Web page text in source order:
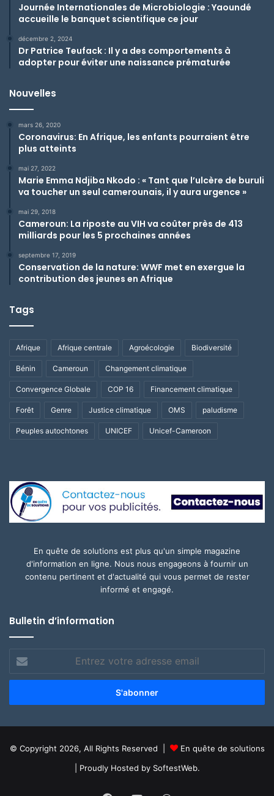
Journée Internationales de Microbiologie : Yaoundé
accueille le banquet scientifique ce jour
décembre 2, 2024
Dr Patrice Teufack : Il y a des comportements à
adopter pour éviter une naissance prématurée
Nouvelles
mars 26, 2020
Coronavirus: En Afrique, les enfants pourraient être
plus atteints
mai 27, 2022
Marie Emma Ndjiba Nkodo : « Tant que l’ulcère de buruli
va toucher un seul camerounais, il y aura urgence »
mai 29, 2018
Cameroun: La riposte au VIH va coûter près de 413
milliards pour les 5 prochaines années
septembre 17, 2019
Conservation de la nature: WWF met en exergue la
contribution des jeunes en Afrique
Tags
Afrique Afrique centrale Agroécologie Biodiversité
Bénin Cameroun Changement climatique
Convergence Globale COP 16 Financement climatique
Forêt Genre Justice climatique OMS paludisme
Peuples autochtones UNICEF Unicef-Cameroon
En quête de solutions est plus qu'un simple magazine
d'information en ligne. Nous nous engageons à fournir un
contenu pertinent et d'actualité qui vous permet de rester
informé et engagé.
Bulletin d’information
votre
adresse
© Copyright 2026, All Rights Reserved |
En quête de solutions
| Proudly Hosted by SoftestWeb.